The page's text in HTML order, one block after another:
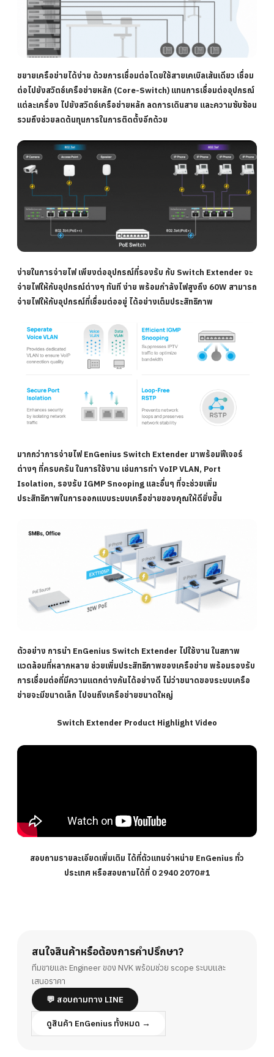
ขยายเครือข่ายได้ง่าย ด้วยการเชื่อมต่อโดยใช้สายเคเบิลเส้นเดียว เชื่อม
ต่อไปยังสวิตช์เครือข่ายหลัก (Core-Switch) แทนการเชื่อมต่ออุปกรณ์
แต่ละเครื่อง ไปยังสวิตช์เครือข่ายหลัก ลดการเดินสาย และความซับซ้อน
รวมถึงช่วยลดต้นทุนการในการติดตั้งอีกด้วย
ง่ายในการจ่ายไฟ เพียงต่ออุปกรณ์ที่รองรับ กับ Switch Extender จะ
จ่ายไฟให้กับอุปกรณ์ต่างๆ ทันที ง่าย พร้อมกำลังไฟสูงถึง 60W สามารถ
จ่ายไฟให้กับอุปกรณ์ที่เชื่อมต่ออยู่ ได้อย่างเต็มประสิทธิภาพ
มากกว่าการจ่ายไฟ EnGenius Switch Extender มาพร้อมฟีเจอร์
ต่างๆ ที่ครบครัน ในการใช้งาน เช่นการทำ VoIP VLAN, Port
Isolation, รองรับ IGMP Snooping และอื่นๆ ที่จะช่วยเพิ่ม
ประสิทธิภาพในการออกแบบระบบเครือข่ายของคุณให้ดียิ่งขึ้น
ตัวอย่าง การนำ EnGenius Switch Extender ไปใช้งาน ในสภาพ
แวดล้อมที่หลากหลาย ช่วยเพิ่มประสิทธิภาพของเครือข่าย พร้อมรองรับ
การเชื่อมต่อที่มีความแตกต่างกันได้อย่างดี ไม่ว่าขนาดของระบบเครือ
ข่ายจะมีขนาดเล็ก ไปจนถึงเครือข่ายขนาดใหญ่
Switch Extender Product Highlight Video
สอบถามรายละเอียดเพิ่มเติม ได้ที่ตัวแทนจำหน่าย EnGenius ทั่ว
ประเทศ หรือสอบถามได้ที่ 0 2940 2070#1
สนใจสินค้าหรือต้องการคำปรึกษา?
ทีมขายและ Engineer ของ NVK พร้อมช่วย scope ระบบและ
เสนอราคา
💬 สอบถามทาง LINE
ดูสินค้า EnGenius ทั้งหมด →